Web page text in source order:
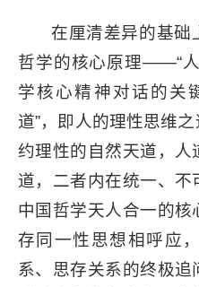
在厘清差异的基础
哲学的核心原理——“
学核心精神对话的关
道”，即人的理性思维
约理性的自然天道，人
道，二者内在统一、
中国哲学天人合一的核
存同一性思想相呼应
系、思存关系的终极追